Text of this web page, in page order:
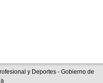
y Deportes - Gobierno de